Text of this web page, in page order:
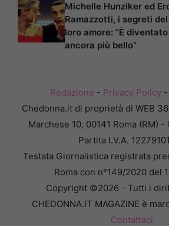
Michelle Hunziker ed
Ramazzotti, i segreti del
loro amore: “È diventato
ancora più bello”
Redazione - Privacy Policy-
Chedonna.it di proprietà di WEB
Marchese 10, 00141 Roma (RM)
Partita I.V.A.
Testata Giornalistica registrata
Roma con n°149/2020 del
Copyright ©2026 - Tutti i
CHEDONNA.IT MAGAZINE è
Contattaci